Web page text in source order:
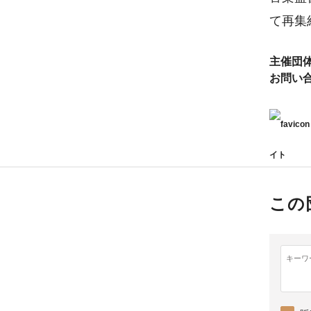
て再集
主催団
お問い
イト
この
キーワ